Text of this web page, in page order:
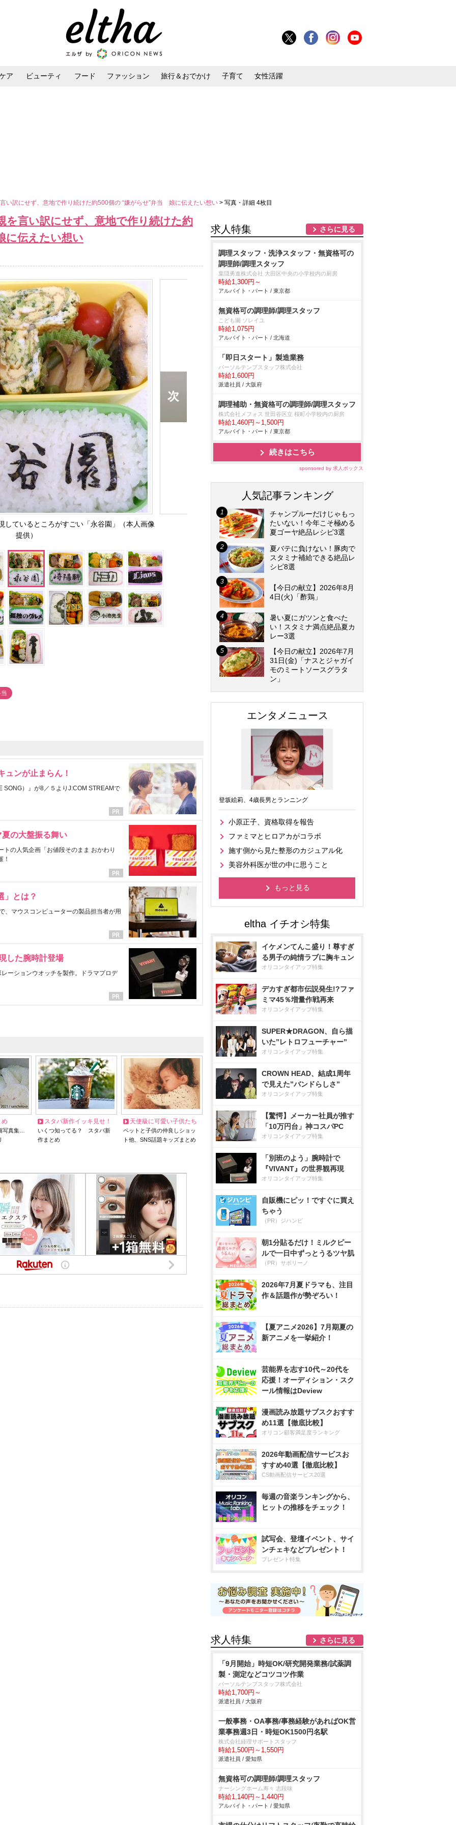
ア ビューティ フード ファッション 旅行＆おでかけ 子育て 女性活躍
い訳にせず、意地で作り続けた約500個の “嫌がらせ”弁当 娘に伝えたい想い > 写真・詳細 4枚目
を言い訳にせず、意地で作り続けた約
に伝えたい想い
しているところがすごい「永谷園」（本人画像
提供）
ュンが止まらん！
SONG）』が8／５よりJ:COM STREAMで
の大盤振る舞い
の人気企画「お値段そのまま おかわり
！
」とは？
、マウスコンピューターの製品担当者が用
した腕時計登場
ーションウオッチを製作。ドラマプロデ
め
写真集…
スタバ新作イッキ見せ！
いくつ知ってる？ スタバ新
作まとめ
天使級に可愛い子供たち
ペットと子供の仲良しショッ
ト他、SNS話題キッズまとめ
求人特集 さらに見る
調理スタッフ・洗浄スタッフ・無資格可の
調理師/調理スタッフ
葉隠勇進株式会社 大田区中央の小学校内の厨房
時給1,300円～
アルバイト・パート / 東京都
無資格可の調理師/調理スタッフ
こども園 ソレイユ
時給1,075円
アルバイト・パート / 北海道
「即日スタート」製造業務
パーソルテンプスタッフ株式会社
時給1,600円
派遣社員 / 大阪府
調理補助・無資格可の調理師/調理スタッフ
株式会社メフォス 世田谷区立 桜町小学校内の厨房
時給1,460円～1,500円
アルバイト・パート / 東京都
続きはこちら
sponsored by 求人ボックス
人気記事ランキング
チャンプルーだけじゃもっ
たいない！今年こそ極める
夏ゴーヤ絶品レシピ3選
夏バテに負けない！豚肉で
スタミナ補給できる絶品レ
シピ8選
【今日の献立】2026年8月
4日(火)「酢鶏」
暑い夏にガツンと食べた
い！スタミナ満点絶品夏カ
レー3選
【今日の献立】2026年7月
31日(金)「ナスとジャガイ
モのミートソースグラタ
ン」
エンタメニュース
登坂絵莉、4歳長男とランニング
小原正子、資格取得を報告
ファミマとヒロアカがコラボ
施す側から見た整形のカジュアル化
美容外科医が世の中に思うこと
もっと見る
イケメンてんこ盛り！尊すぎ
る男子の純情ラブに胸キュン
オリコンタイアップ特集
デカすぎ都市伝説発生!?ファ
ミマ45％増量作戦再来
オリコンタイアップ特集
SUPER★DRAGON、自ら描
いた”レトロフューチャー”
オリコンタイアップ特集
CROWN HEAD、結成1周年
で見えた”バンドらしさ”
オリコンタイアップ特集
【驚愕】メーカー社員が推す
「10万円台」神コスパPC
オリコンタイアップ特集
「別班のよう」腕時計で
『VIVANT』の世界観再現
オリコンタイアップ特集
自販機にピッ！ですぐに買え
ちゃう
（PR）ジハンピ
朝1分貼るだけ！ミルクピー
ルで一日中ずっとうるツヤ肌
（PR）サボリーノ
2026年7月夏ドラマも、注目
作＆話題作が勢ぞろい！
【夏アニメ2026】7月期夏の
新アニメを一挙紹介！
芸能界を志す10代～20代を
応援！オーディション・スク
ール情報はDeview
漫画読み放題サブスクおすす
め11選【徹底比較】
オリコン顧客満足度ランキング
2026年動画配信サービスお
すすめ40選【徹底比較】
CS動画配信サービス20選
毎週の音楽ランキングから、
ヒットの推移をチェック！
試写会、登壇イベント、サイ
ンチェキなどプレゼント！
プレゼント特集
求人特集 さらに見る
「9月開始」時短OK/研究開発業務/試薬調
製・測定などコツコツ作業
パーソルテンプスタッフ株式会社
時給1,700円～
派遣社員 / 大阪府
一般事務・OA事務/事務経験があればOK営
業事務週3日・時短OK1500円名駅
株式会社経理サポートスタッフ
時給1,500円～1,550円
派遣社員 / 愛知県
無資格可の調理師/調理スタッフ
ナーシングホーム寿々 志段味
時給1,140円～1,440円
アルバイト・パート / 愛知県